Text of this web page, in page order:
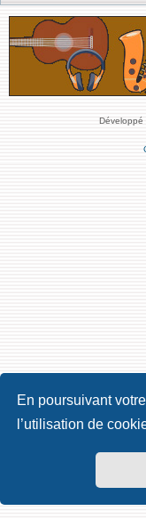
En poursuivant
l’utilisation de
Développé